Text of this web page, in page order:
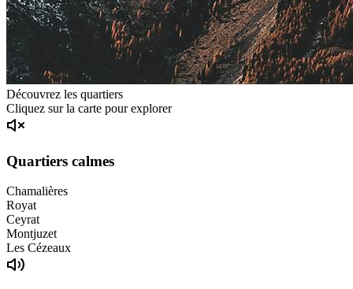
Découvrez les quartiers
Cliquez sur la carte pour explorer
Quartiers calmes
Chamalières
Royat
Ceyrat
Montjuzet
Les Cézeaux